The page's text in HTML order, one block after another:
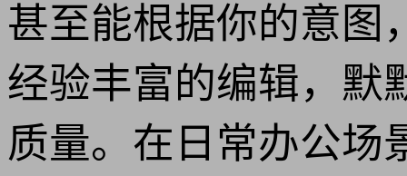
甚至能根据你的意图
经验丰富的编辑，默
质量。在日常办公场